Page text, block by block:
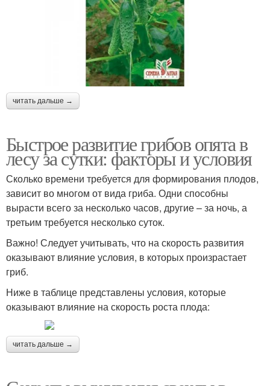
читать дальше →
Быстрое развитие грибов опята в
лесу за сутки: факторы и условия
Сколько времени требуется для формирования плодов,
зависит во многом от вида гриба. Одни способны
вырасти всего за несколько часов, другие – за ночь, а
третьим требуется несколько суток.
Важно! Следует учитывать, что на скорость развития
оказывают влияние условия, в которых произрастает
гриб.
Ниже в таблице представлены условия, которые
оказывают влияние на скорость роста плода:
читать дальше →